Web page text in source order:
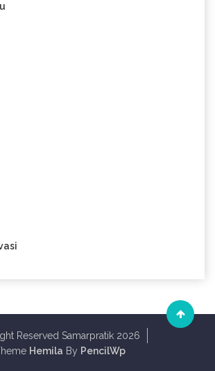
Reserved Samarpratik 2026
Hemila By PencilWp